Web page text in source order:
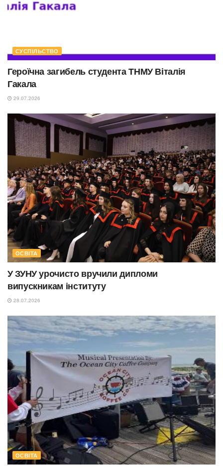
СУСПІЛЬСТВО
Героїчна загибель студента ТНМУ Віталія
Гакала
29.07.2026
ОСВІТА
У ЗУНУ урочисто вручили дипломи
випускникам інституту
28.07.2026
ОСВІТА